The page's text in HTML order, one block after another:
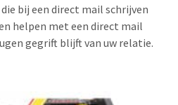
bij een direct mail schrijven
helpen met een direct mail
gegrift blijft van uw relatie.